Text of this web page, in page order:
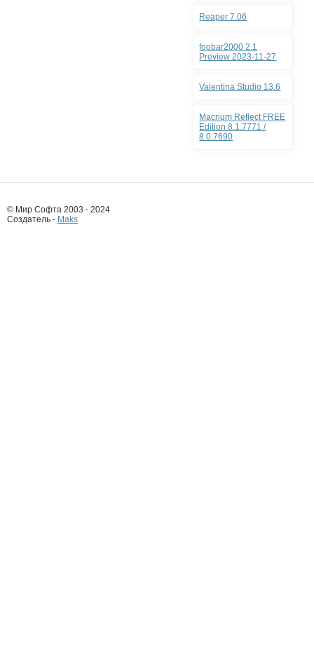
Reaper 7.06
foobar2000 2.1
Preview 2023-11-27
Valentina Studio 13.6
Macrium Reflect FREE
Edition 8.1.7771 /
8.0.7690
© Мир Софта 2003 - 2024
Создатель - Maks